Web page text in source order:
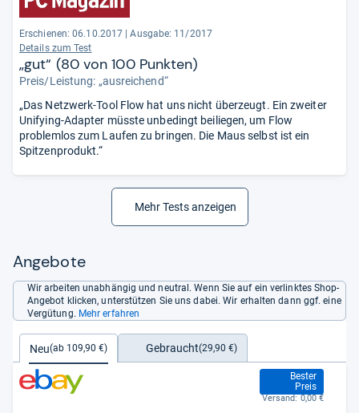
Erschienen: 06.10.2017
Ausgabe: 11/2017
Details zum Test
„gut“ (80 von 100 Punkten)
Preis/Leistung: „ausreichend“
„Das Netzwerk-Tool Flow hat uns nicht überzeugt. Ein zweiter
Unifying-Adapter müsste unbedingt beiliegen, um Flow
problemlos zum Laufen zu bringen. Die Maus selbst ist ein
Spitzenprodukt.“
Mehr Tests anzeigen
Angebote
Wir arbeiten unabhängig und neutral. Wenn Sie auf ein verlinktes Shop-
Angebot klicken, unterstützen Sie uns dabei. Wir erhalten dann ggf. eine
Vergütung. Mehr erfahren
Neu(ab 109,90 €) Gebraucht(29,90 €)
Bester
Preis
109,90 €
Versand: 0,00 €